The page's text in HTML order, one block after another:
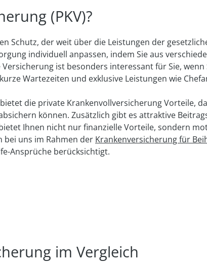
(PKV)?
Schutz, der weit über die Leistungen der
individuell an­passen, indem Sie aus
ist besonders interessant für Sie, wenn
Warte­zeiten und ex­klu­sive Leistungen wie
bietet die private Kranken­voll­versicherung Vorteile,
können. Zusätzlich gibt es attraktive
Ihnen nicht nur finanzielle Vorteile, sondern
bei uns im Rahmen der Krankenversicherung für
Ansprüche berück­sichtigt.
im Vergleich
Arznei- und Heilmittel
in Ihrer Nähe oder
in Ihrer Nähe oder